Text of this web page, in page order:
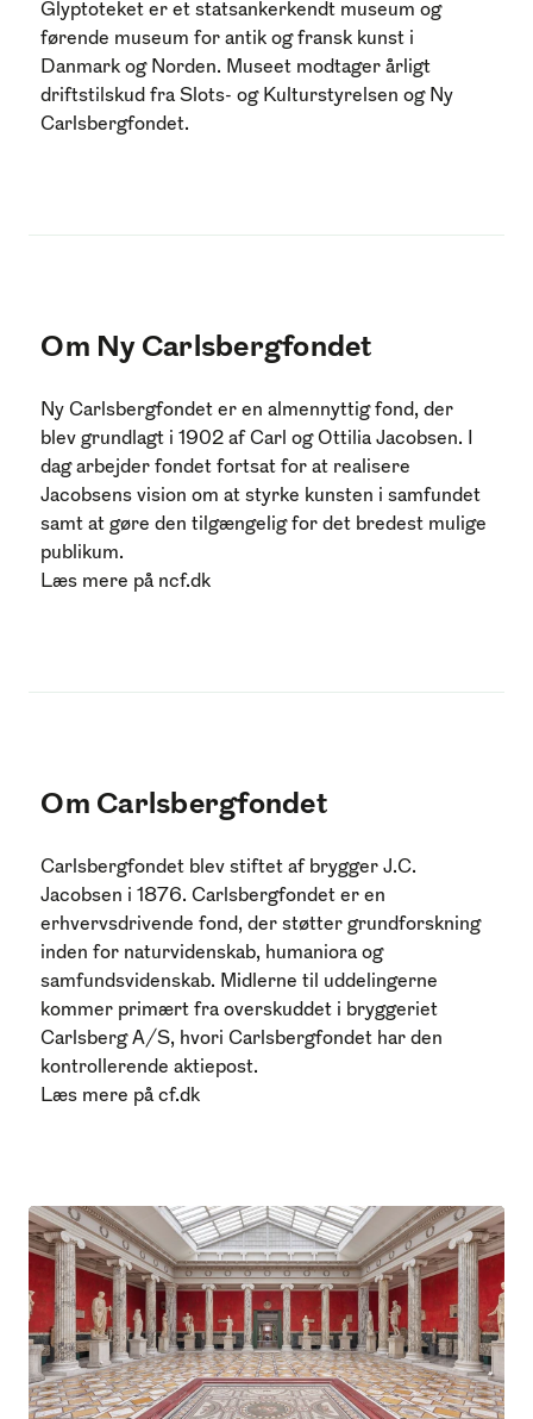
Glyptoteket er et statsankerkendt museum og
førende museum for antik og fransk kunst i
Danmark og Norden. Museet modtager årligt
driftstilskud fra Slots- og Kulturstyrelsen og Ny
Carlsbergfondet.
Om Ny Carlsbergfondet
Ny Carlsbergfondet er en almennyttig fond, der
blev grundlagt i 1902 af Carl og Ottilia Jacobsen. I
dag arbejder fondet fortsat for at realisere
Jacobsens vision om at styrke kunsten i samfundet
samt at gøre den tilgængelig for det bredest mulige
publikum.
Læs mere på ncf.dk
Om Carlsbergfondet
Carlsbergfondet blev stiftet af brygger J.C.
Jacobsen i 1876. Carlsbergfondet er en
erhvervsdrivende fond, der støtter grundforskning
inden for naturvidenskab, humaniora og
samfundsvidenskab. Midlerne til uddelingerne
kommer primært fra overskuddet i bryggeriet
Carlsberg A/S, hvori Carlsbergfondet har den
kontrollerende aktiepost.
Læs mere påcf.dk